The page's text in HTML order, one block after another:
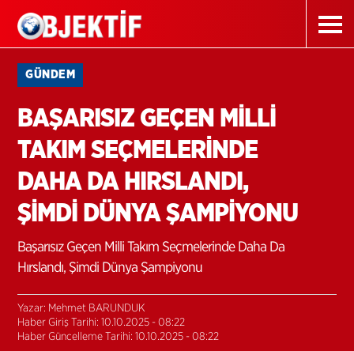
GÜNDEM
BAŞARISIZ GEÇEN MİLLİ
TAKIM SEÇMELERİNDE
DAHA DA HIRSLANDI,
ŞİMDİ DÜNYA ŞAMPİYONU
Başarısız Geçen Milli Takım Seçmelerinde Daha Da
Hırslandı, Şimdi Dünya Şampiyonu
Yazar: Mehmet BARUNDUK
Haber Giriş Tarihi: 10.10.2025 - 08:22
Haber Güncelleme Tarihi: 10.10.2025 - 08:22